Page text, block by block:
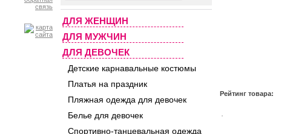
ДЛЯ ЖЕНЩИН
ДЛЯ МУЖЧИН
ДЛЯ ДЕВОЧЕК
Детские карнавальные костюмы
Платья на праздник
Пляжная одежда для девочек
Белье для девочек
Спортивно-танцевальная одежда
Рейтинг товара: